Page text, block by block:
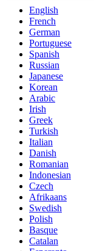
English
French
German
Portuguese
Spanish
Russian
Japanese
Korean
Arabic
Irish
Greek
Turkish
Italian
Danish
Romanian
Indonesian
Czech
Afrikaans
Swedish
Polish
Basque
Catalan